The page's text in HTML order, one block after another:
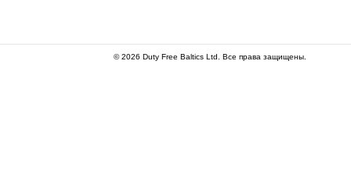
© 2026 Duty Free Baltics Ltd. Все права защищены.